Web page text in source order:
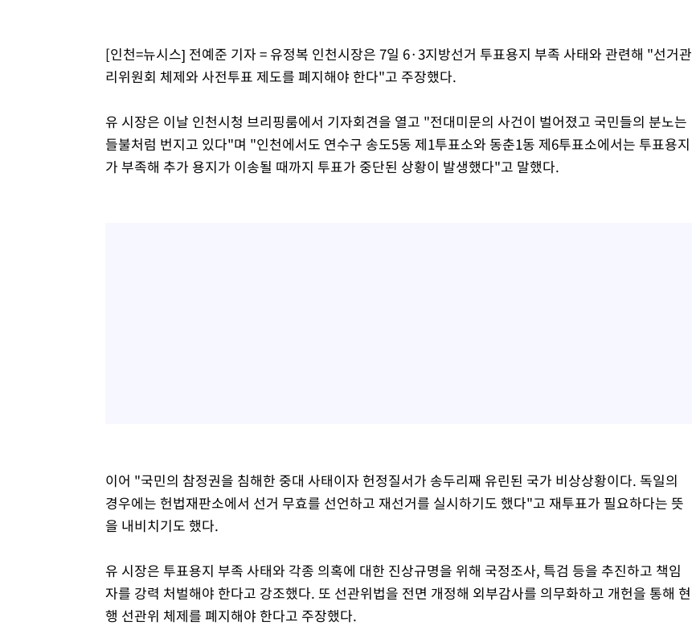
[인천=뉴시스] 전예준 기자 = 유정복 인천시장은 7일 6·3지방선거 투표용지 부족 사태와 관련해 "선거관
리위원회 체제와 사전투표 제도를 폐지해야 한다"고 주장했다.
유 시장은 이날 인천시청 브리핑룸에서 기자회견을 열고 "전대미문의 사건이 벌어졌고 국민들의 분노는
들불처럼 번지고 있다"며 "인천에서도 연수구 송도5동 제1투표소와 동춘1동 제6투표소에서는 투표용지
가 부족해 추가 용지가 이송될 때까지 투표가 중단된 상황이 발생했다"고 말했다.
이어 "국민의 참정권을 침해한 중대 사태이자 헌정질서가 송두리째 유린된 국가 비상상황이다. 독일의
경우에는 헌법재판소에서 선거 무효를 선언하고 재선거를 실시하기도 했다"고 재투표가 필요하다는 뜻
을 내비치기도 했다.
유 시장은 투표용지 부족 사태와 각종 의혹에 대한 진상규명을 위해 국정조사, 특검 등을 추진하고 책임
자를 강력 처벌해야 한다고 강조했다. 또 선관위법을 전면 개정해 외부감사를 의무화하고 개헌을 통해 현
행 선관위 체제를 폐지해야 한다고 주장했다.